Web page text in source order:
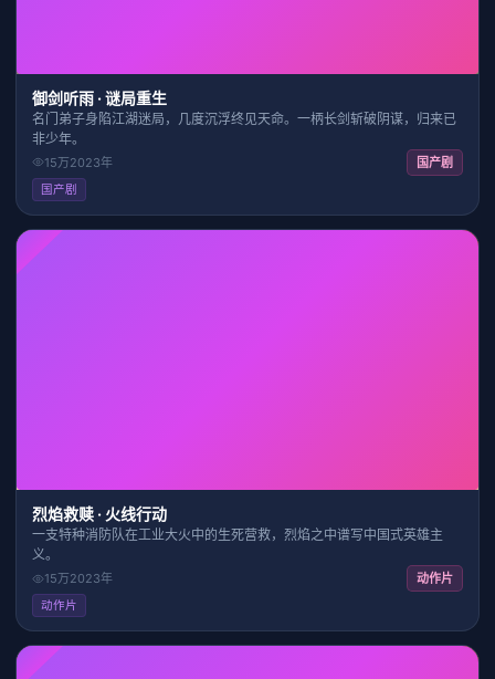
御剑听雨 · 谜局重生
名门弟子身陷江湖迷局，几度沉浮终见天命。一柄长剑斩破阴谋，归来已
非少年。
15万2023年 国产剧
国产剧
烈焰救赎 · 火线行动
一支特种消防队在工业大火中的生死营救，烈焰之中谱写中国式英雄主
义。
15万2023年 动作片
动作片